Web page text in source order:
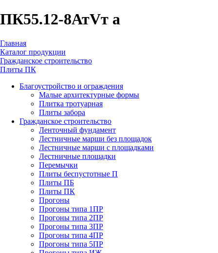
ПК55.12-8АтVт а
Главная
Каталог продукции
Гражданское строительство
Плиты ПК
Благоустройство и ограждения
Малые архитектурные формы
Плитка тротуарная
Плиты забора
Гражданское строительство
Ленточный фундамент
Лестничные марши без площадок
Лестничные марши с площадками
Лестничные площадки
Перемычки
Плиты беспустотные П
Плиты ПБ
Плиты ПК
Прогоны
Прогоны типа 1ПР
Прогоны типа 2ПР
Прогоны типа 3ПР
Прогоны типа 4ПР
Прогоны типа 5ПР